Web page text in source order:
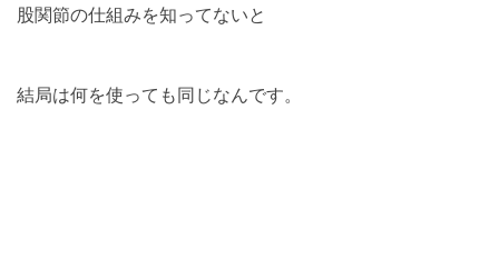
股関節の仕組みを知ってないと
結局は何を使っても同じなんです。